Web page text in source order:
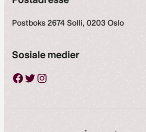
Postboks 2674 Solli, 0203 Oslo
Sosiale medier
Facebook Twitter Instagram